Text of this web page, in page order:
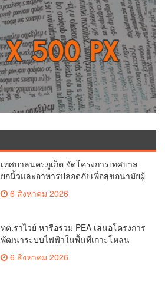
เทศบาลนครภูเก็ต จัดโครงการเทศบาล
ยกนิ้วและอาหารปลอดภัยเพื่อสุขอนามัยผู้
บริโภค
6 สิงหาคม 2026
ทต.ราไวย์ หารือร่วม PEA เสนอโครงการ
พัฒนาระบบไฟฟ้าในพื้นที่เกาะโหลน
6 สิงหาคม 2026